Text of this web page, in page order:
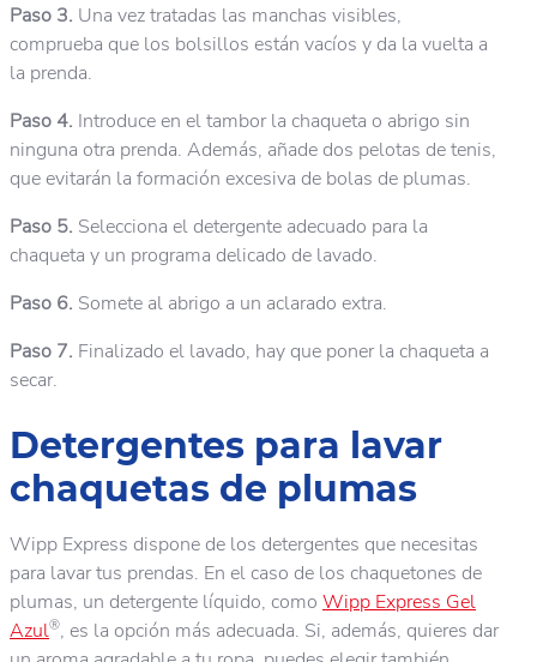
Paso 3. Una vez tratadas las manchas visibles,
comprueba que los bolsillos están vacíos y da la vuelta a
la prenda.
Paso 4. Introduce en el tambor la chaqueta o abrigo sin
ninguna otra prenda. Además, añade dos pelotas de tenis,
que evitarán la formación excesiva de bolas de plumas.
Paso 5. Selecciona el detergente adecuado para la
chaqueta y un programa delicado de lavado.
Paso 6. Somete al abrigo a un aclarado extra.
Paso 7. Finalizado el lavado, hay que poner la chaqueta a
secar.
Detergentes para lavar
chaquetas de plumas
Wipp Express dispone de los detergentes que necesitas
para lavar tus prendas. En el caso de los chaquetones de
plumas, un detergente líquido, como Wipp Express Gel
Azul®, es la opción más adecuada. Si, además, quieres dar